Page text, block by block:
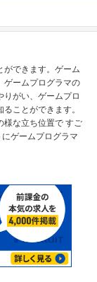
ができます。ゲーム
ゲームプログラマの
がい、ゲームプロ
ことができます。
様な立ち位置で すご
ゲームプログラマ